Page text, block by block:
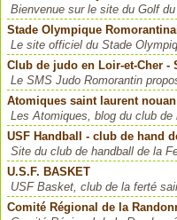
Bienvenue sur le site du Golf
Stade Olympique
Le site officiel du Stade
Club de judo en Loir-et-Cher -
Le SMS Judo Romorantin
Atomiques saint laurent nouan
Les Atomiques, blog du club
USF Handball - club de hand
Site du club de handball de la
U.S.F. BASKET
USF Basket, club de la ferté
Comité Régional de la